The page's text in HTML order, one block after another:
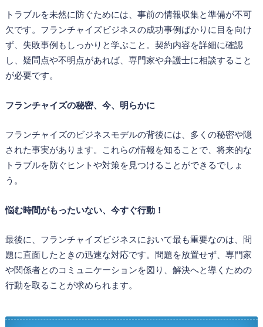
トラブルを未然に防ぐためには、事前の情報収集と準備が不可
欠です。フランチャイズビジネスの成功事例ばかりに目を向け
ず、失敗事例もしっかりと学ぶこと。契約内容を詳細に確認
し、疑問点や不明点があれば、専門家や弁護士に相談すること
が必要です。
フランチャイズの秘密、今、明らかに
フランチャイズのビジネスモデルの背後には、多くの秘密や隠
された事実があります。これらの情報を知ることで、将来的な
トラブルを防ぐヒントや対策を見つけることができるでしょ
う。
悩む時間がもったいない、今すぐ行動！
最後に、フランチャイズビジネスにおいて最も重要なのは、問
題に直面したときの迅速な対応です。問題を放置せず、専門家
や関係者とのコミュニケーションを図り、解決へと導くための
行動を取ることが求められます。